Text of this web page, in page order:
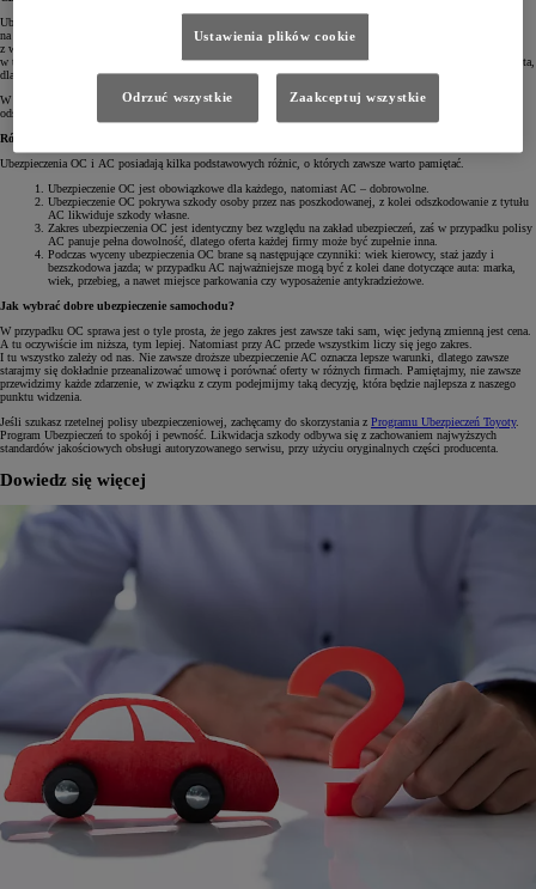
Ubezpieczenie autocasco AC jest dobrowolne, dlatego nie musimy go posiadać. Jednak jeśli zależy nam
na tym, aby pokryć ewentualne szkody własne lub zabezpieczyć się na wypadek innych zdarzeń związanych
z wandalizmem, kradzieżą lub niszczycielskim działaniem pogody bądź zwierząt, wtedy lepiej zainwestować
w taką polisę. Wysokość składki AC – podobnie jak OC – jest obliczana w zależności od wartości danego auta,
dlatego jest bardzo różna.
W ubezpieczeniu AC określamy także własny udział finansowy wchodzący w skład ewentualnej wypłaty
odszkodowania. Skutkiem tego jest pomniejszenie jego kwoty o wartość procentową wskazaną w umowie.
Różnice między OC a AC
Ubezpieczenia OC i AC posiadają kilka podstawowych różnic, o których zawsze warto pamiętać.
Ubezpieczenie OC jest obowiązkowe dla każdego, natomiast AC – dobrowolne.
Ubezpieczenie OC pokrywa szkody osoby przez nas poszkodowanej, z kolei odszkodowanie z tytułu
AC likwiduje szkody własne.
Zakres ubezpieczenia OC jest identyczny bez względu na zakład ubezpieczeń, zaś w przypadku polisy
AC panuje pełna dowolność, dlatego oferta każdej firmy może być zupełnie inna.
Podczas wyceny ubezpieczenia OC brane są następujące czynniki: wiek kierowcy, staż jazdy i
bezszkodowa jazda; w przypadku AC najważniejsze mogą być z kolei dane dotyczące auta: marka,
wiek, przebieg, a nawet miejsce parkowania czy wyposażenie antykradzieżowe.
Jak wybrać dobre ubezpieczenie samochodu?
W przypadku OC sprawa jest o tyle prosta, że jego zakres jest zawsze taki sam, więc jedyną zmienną jest cena.
A tu oczywiście im niższa, tym lepiej. Natomiast przy AC przede wszystkim liczy się jego zakres.
I tu wszystko zależy od nas. Nie zawsze droższe ubezpieczenie AC oznacza lepsze warunki, dlatego zawsze
starajmy się dokładnie przeanalizować umowę i porównać oferty w różnych firmach. Pamiętajmy, nie zawsze
przewidzimy każde zdarzenie, w związku z czym podejmijmy taką decyzję, która będzie najlepsza z naszego
punktu widzenia.
Jeśli szukasz rzetelnej polisy ubezpieczeniowej, zachęcamy do skorzystania z Programu Ubezpieczeń Toyoty.
Program Ubezpieczeń to spokój i pewność. Likwidacja szkody odbywa się z zachowaniem najwyższych
standardów jakościowych obsługi autoryzowanego serwisu, przy użyciu oryginalnych części producenta.
Dowiedz się więcej
Ustawienia plików cookie
Odrzuć wszystkie Zaakceptuj wszystkie